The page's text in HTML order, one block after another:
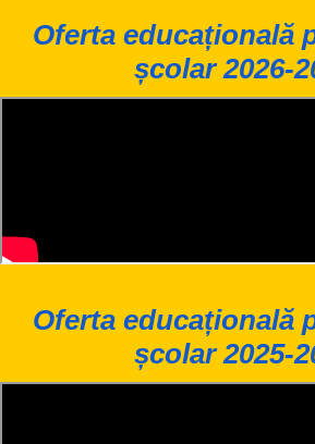
Oferta educațională
școlar 2026-
Oferta educațională
școlar 2025-